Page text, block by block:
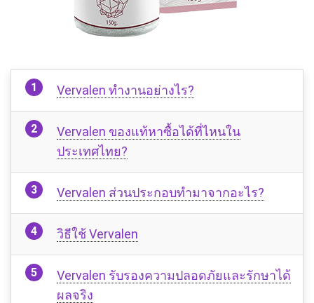
Vervalen ทำงานอย่างไร?
Vervalen ของแท้หาซื้อได้ที่ไหนใน
ประเทศไทย?
Vervalen ส่วนประกอบทำมาจากอะไร?
วิธีใช้ Vervalen
Vervalen รับรองความปลอดภัยและรักษาได้
ผลจริง